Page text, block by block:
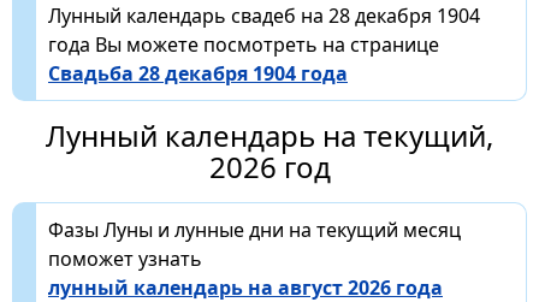
Лунный календарь свадеб на 28 декабря 1904
года Вы можете посмотреть на странице
Свадьба 28 декабря 1904 года
Лунный календарь на текущий,
2026 год
Фазы Луны и лунные дни на текущий месяц
поможет узнать
лунный календарь на август 2026 года